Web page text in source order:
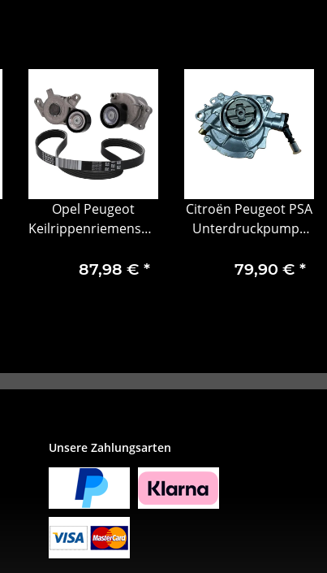
Opel Peugeot
Keilrippenriemensatz
1687977080
87,98 € *
Citroën Peugeot PSA
Unterdruckpumpe
79,90 € *
Unsere Zahlungsarten